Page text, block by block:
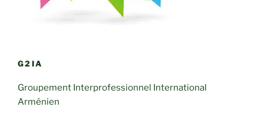
G2IA
Groupement Interprofessionnel International
Arménien